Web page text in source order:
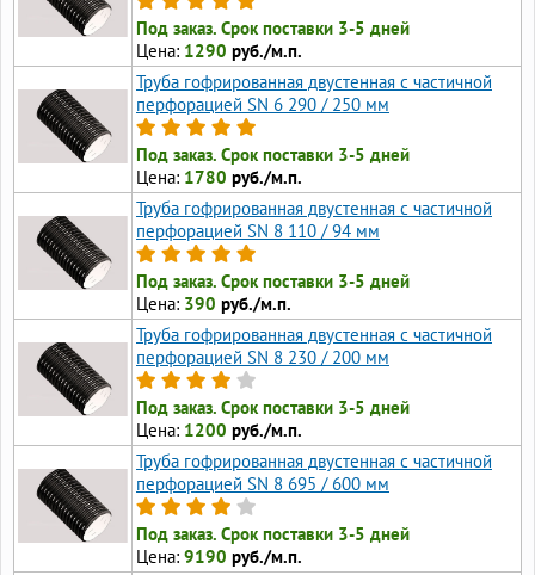
Под заказ. Срок поставки 3-5 дней
Цена: 1290 руб./м.п.
Труба гофрированная двустенная с частичной
перфорацией SN 6 290 / 250 мм
Под заказ. Срок поставки 3-5 дней
Цена: 1780 руб./м.п.
Труба гофрированная двустенная с частичной
перфорацией SN 8 110 / 94 мм
Под заказ. Срок поставки 3-5 дней
Цена: 390 руб./м.п.
Труба гофрированная двустенная с частичной
перфорацией SN 8 230 / 200 мм
Под заказ. Срок поставки 3-5 дней
Цена: 1200 руб./м.п.
Труба гофрированная двустенная с частичной
перфорацией SN 8 695 / 600 мм
Под заказ. Срок поставки 3-5 дней
Цена: 9190 руб./м.п.